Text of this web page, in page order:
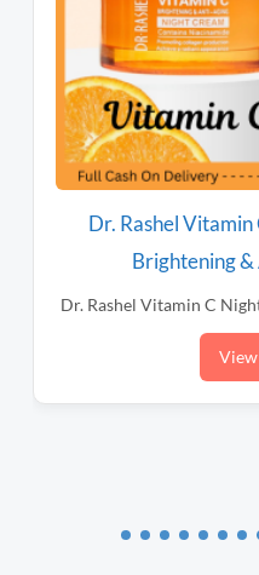
Dr. Rashel
Brightening
Dr. Rashel Vitamin C Night